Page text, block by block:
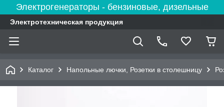
Электрогенераторы - бензиновые, дизельные
Электротехническая продукция
Каталог Напольные лючки, Розетки в столешницу